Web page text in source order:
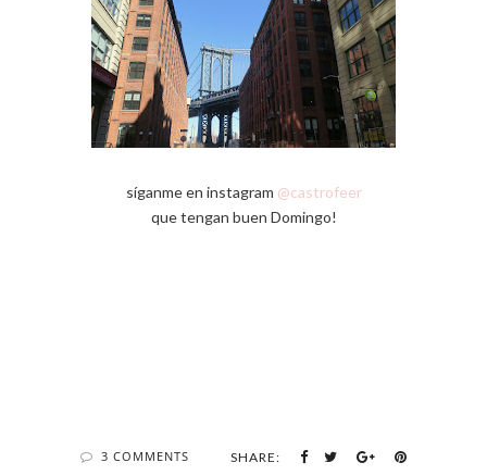
síganme en instagram @castrofeer
que tengan buen Domingo!
3 COMMENTS SHARE: